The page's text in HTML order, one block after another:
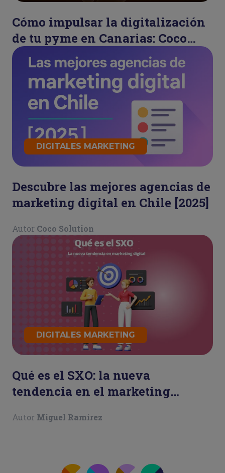
Cómo impulsar la digitalización
de tu pyme en Canarias: Coco
Refresh
DIGITALES MARKETING
Descubre las mejores agencias de
marketing digital en Chile [2025]
Autor Coco Solution
DIGITALES MARKETING
Qué es el SXO: la nueva
tendencia en el marketing
Autor Miguel Ramírez